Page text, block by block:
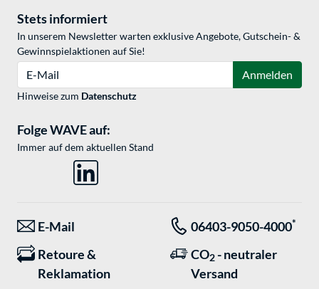
Stets informiert
In unserem Newsletter warten exklusive Angebote, Gutschein- &
Gewinnspielaktionen auf Sie!
Anmelden
Hinweise zum Datenschutz
Folge WAVE auf:
Immer auf dem aktuellen Stand
E-Mail 06403-9050-4000*
Retoure &
Reklamation
CO2 - neutraler
Versand